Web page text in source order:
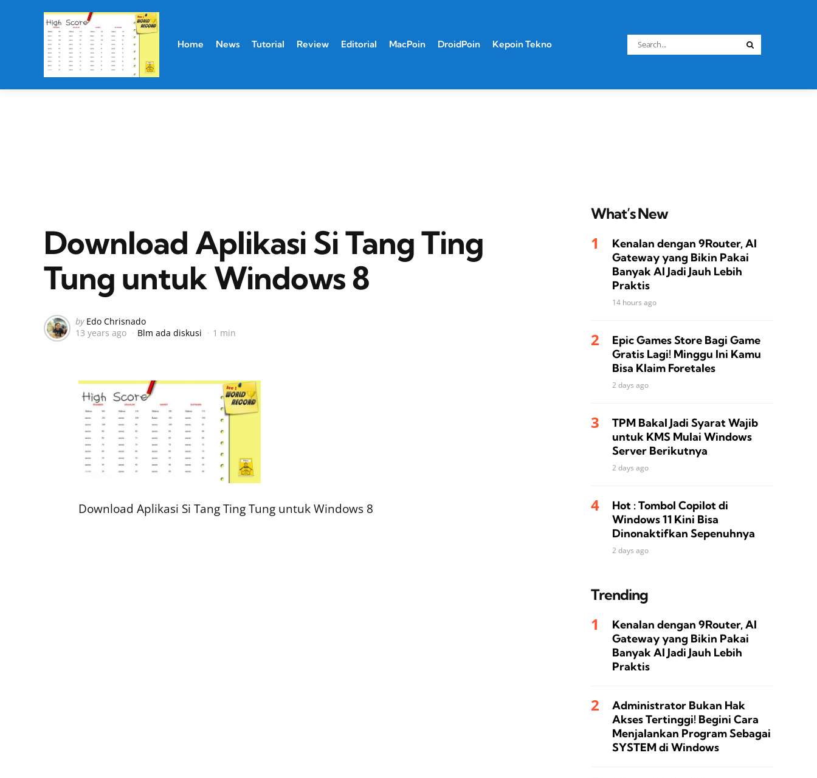
Home News Tutorial Review Editorial MacPoin DroidPoin Kepoin Tekno
Search
for:
Download Aplikasi Si Tang Ting
Tung untuk Windows 8
Posted
by
by Edo Chrisnado
13 years ago
Blm ada diskusi 1 min
Download Aplikasi Si Tang Ting Tung untuk Windows 8
What’s New
Kenalan dengan 9Router, AI
Gateway yang Bikin Pakai
Banyak AI Jadi Jauh Lebih
Praktis
14 hours ago
Epic Games Store Bagi Game
Gratis Lagi! Minggu Ini Kamu
Bisa Klaim Foretales
2 days ago
TPM Bakal Jadi Syarat Wajib
untuk KMS Mulai Windows
Server Berikutnya
2 days ago
Hot : Tombol Copilot di
Windows 11 Kini Bisa
Dinonaktifkan Sepenuhnya
2 days ago
Trending
Kenalan dengan 9Router, AI
Gateway yang Bikin Pakai
Banyak AI Jadi Jauh Lebih
Praktis
Administrator Bukan Hak
Akses Tertinggi! Begini Cara
Menjalankan Program Sebagai
SYSTEM di Windows